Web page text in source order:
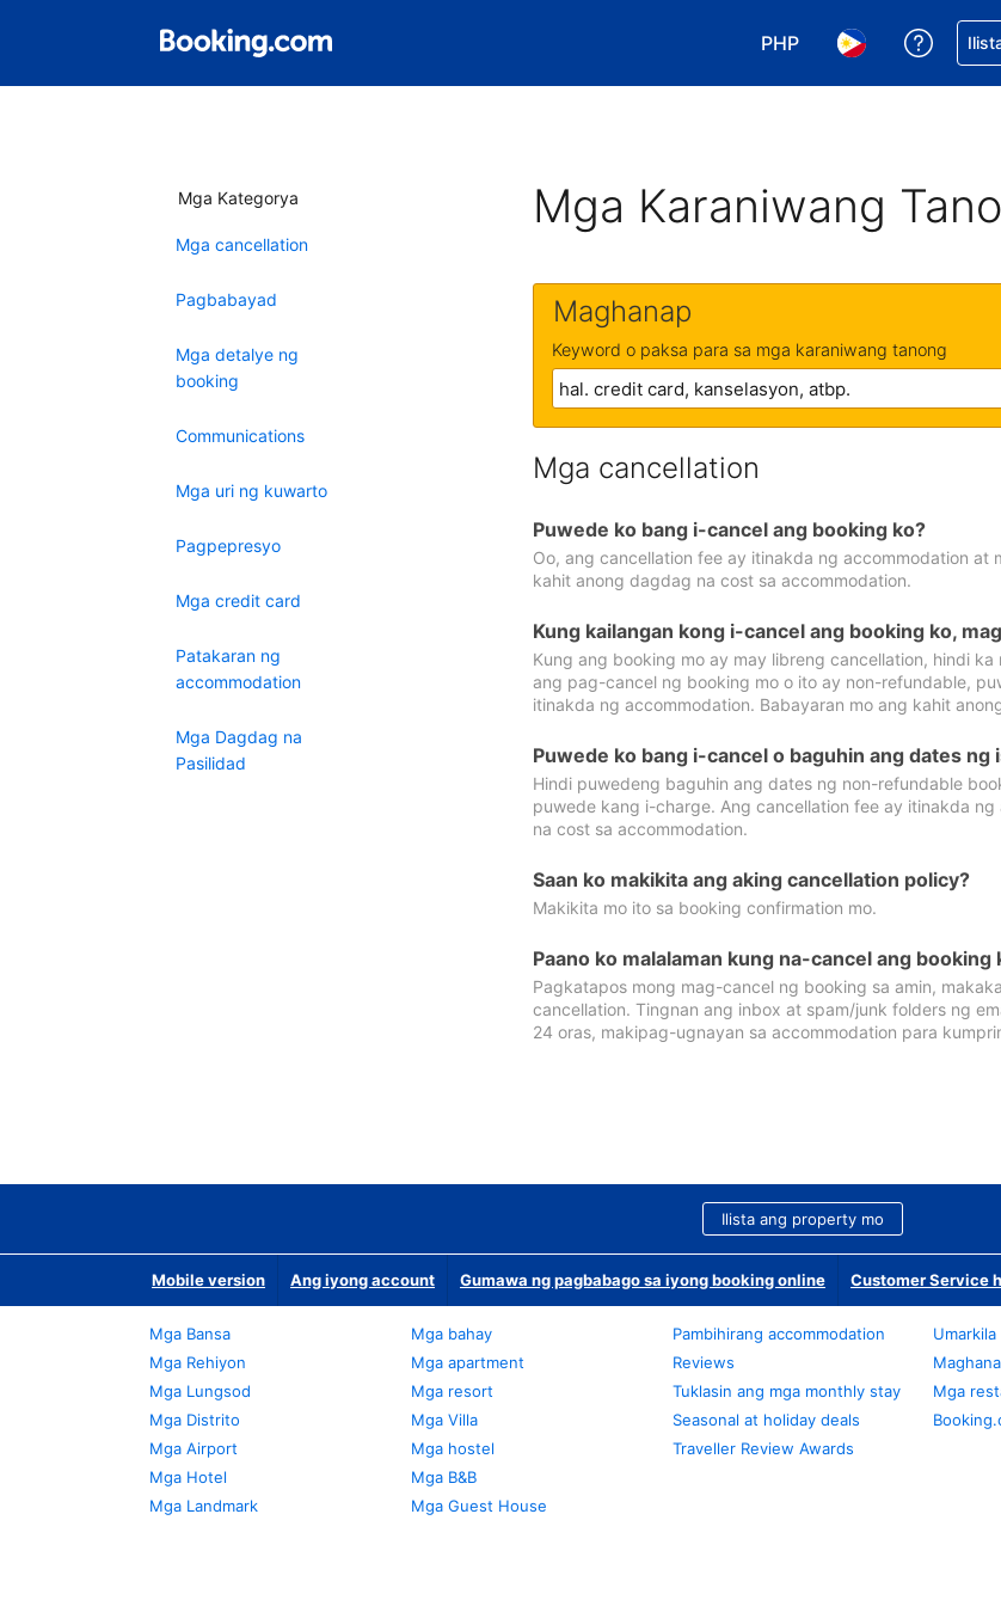
PHP
Pumili ng currency mo.
Pumili ng wika
Mga Kategorya
Mga cancellation
Pagbabayad
Mga detalye ng
booking
Communications
Mga uri ng kuwarto
Pagpepresyo
Mga credit card
Patakaran ng
accommodation
Mga Dagdag na
Pasilidad
Mga Karaniwang
Maghanap
Keyword o paksa para sa mga karaniwang tanong
Mga cancellation
Puwede ko bang i-cancel ang booking ko?
Oo, ang cancellation fee ay itinakda ng accommodation at
kahit anong dagdag na cost sa accommodation.
Kung kailangan kong i-cancel ang booking ko,
Kung ang booking mo ay may libreng cancellation, hindi
ang pag-cancel ng booking mo o ito ay non-refundable,
itinakda ng accommodation. Babayaran mo ang kahit
Puwede ko bang i-cancel o baguhin ang dates
Hindi puwedeng baguhin ang dates ng non-refundable
puwede kang i-charge. Ang cancellation fee ay itinakda
na cost sa accommodation.
Saan ko makikita ang aking cancellation policy?
Makikita mo ito sa booking confirmation mo.
Paano ko malalaman kung na-cancel ang booking
Pagkatapos mong mag-cancel ng booking sa amin,
cancellation. Tingnan ang inbox at spam/junk folders ng
24 oras, makipag-ugnayan sa accommodation para
Ilista ang property mo
Mobile version Ang iyong account Gumawa ng pagbabago sa iyong booking online Customer Service
Mga Bansa
Mga Rehiyon
Mga Lungsod
Mga Distrito
Mga Airport
Mga Hotel
Mga Landmark
Mga bahay
Mga apartment
Mga resort
Mga Villa
Mga hostel
Mga B&B
Mga Guest House
Pambihirang accommodation
Reviews
Tuklasin ang mga monthly stay
Seasonal at holiday deals
Traveller Review Awards
Mga